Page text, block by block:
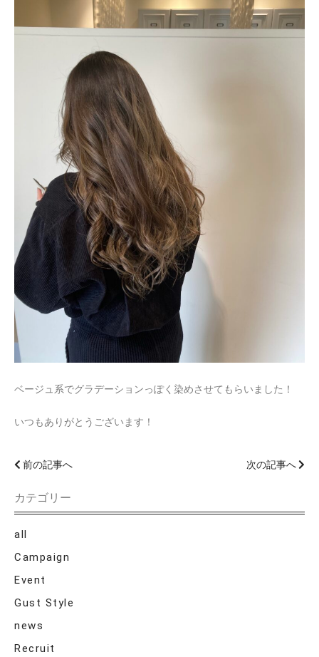
ベージュ系でグラデーションっぽく染めさせてもらいました！
いつもありがとうございます！
前の記事へ 次の記事へ
カテゴリー
all
Campaign
Event
Gust Style
news
Recruit